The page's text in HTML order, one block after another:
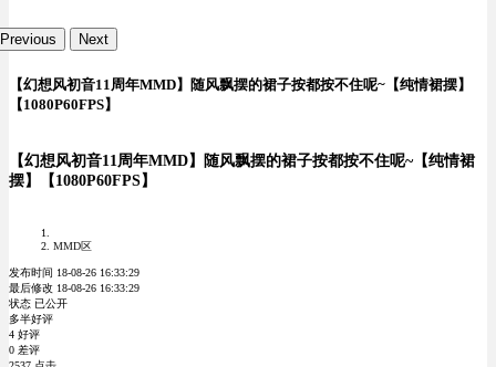
Previous Next
【幻想风初音11周年MMD】随风飘摆的裙子按都按不住呢~【纯情裙摆】
【1080P60FPS】
【幻想风初音11周年MMD】随风飘摆的裙子按都按不住呢~【纯情裙
摆】【1080P60FPS】
MMD区
发布时间 18-08-26 16:33:29
最后修改 18-08-26 16:33:29
状态 已公开
多半好评
4 好评
0 差评